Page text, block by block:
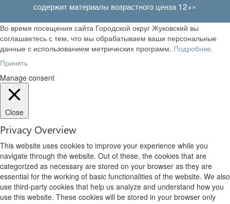
содержит материалы возрастного ценза 12+»
Во время посещения сайта Городской округ Жуковский вы
соглашаетесь с тем, что мы обрабатываем ваши персональные
данные с использованием метрических программ. Подробнее.
Принять
Manage consent
Close
Privacy Overview
This website uses cookies to improve your experience while you
navigate through the website. Out of these, the cookies that are
categorized as necessary are stored on your browser as they are
essential for the working of basic functionalities of the website. We also
use third-party cookies that help us analyze and understand how you
use this website. These cookies will be stored in your browser only